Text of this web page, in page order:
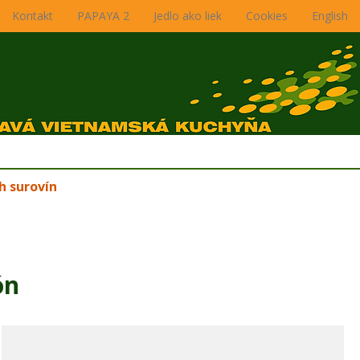
Kontakt PAPAYA 2 Jedlo ako liek Cookies English
surovín